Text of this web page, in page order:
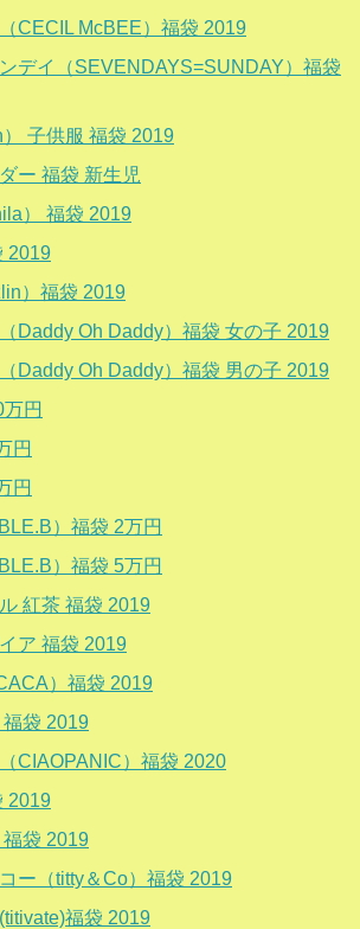
CECIL McBEE）福袋 2019
デイ（SEVENDAYS=SUNDAY）福袋
子供服 福袋 2019
ー 福袋 新生児
） 福袋 2019
2019
）福袋 2019
Daddy Oh Daddy）福袋 女の子 2019
Daddy Oh Daddy）福袋 男の子 2019
円
円
円
）福袋 2万円
）福袋 5万円
紅茶 福袋 2019
ア 福袋 2019
）福袋 2019
袋 2019
CIAOPANIC）福袋 2020
2019
袋 2019
ー（titty＆Co）福袋 2019
福袋 2019